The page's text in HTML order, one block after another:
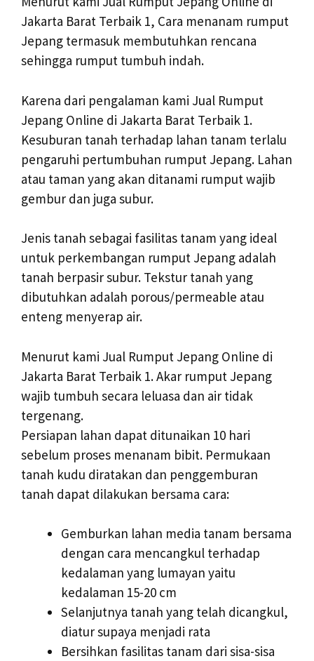
Jakarta Barat Terbaik 1, Cara menanam rumput
Jepang termasuk membutuhkan rencana
sehingga rumput tumbuh indah.
Karena dari pengalaman kami Jual Rumput
Jepang Online di Jakarta Barat Terbaik 1.
Kesuburan tanah terhadap lahan tanam terlalu
pengaruhi pertumbuhan rumput Jepang. Lahan
atau taman yang akan ditanami rumput wajib
gembur dan juga subur.
Jenis tanah sebagai fasilitas tanam yang ideal
untuk perkembangan rumput Jepang adalah
tanah berpasir subur. Tekstur tanah yang
dibutuhkan adalah porous/permeable atau
enteng menyerap air.
Menurut kami Jual Rumput Jepang Online di
Jakarta Barat Terbaik 1. Akar rumput Jepang
wajib tumbuh secara leluasa dan air tidak
tergenang.
Persiapan lahan dapat ditunaikan 10 hari
sebelum proses menanam bibit. Permukaan
tanah kudu diratakan dan penggemburan
tanah dapat dilakukan bersama cara:
Gemburkan lahan media tanam bersama
dengan cara mencangkul terhadap
kedalaman yang lumayan yaitu
kedalaman 15-20 cm
Selanjutnya tanah yang telah dicangkul,
diatur supaya menjadi rata
Bersihkan fasilitas tanam dari sisa-sisa